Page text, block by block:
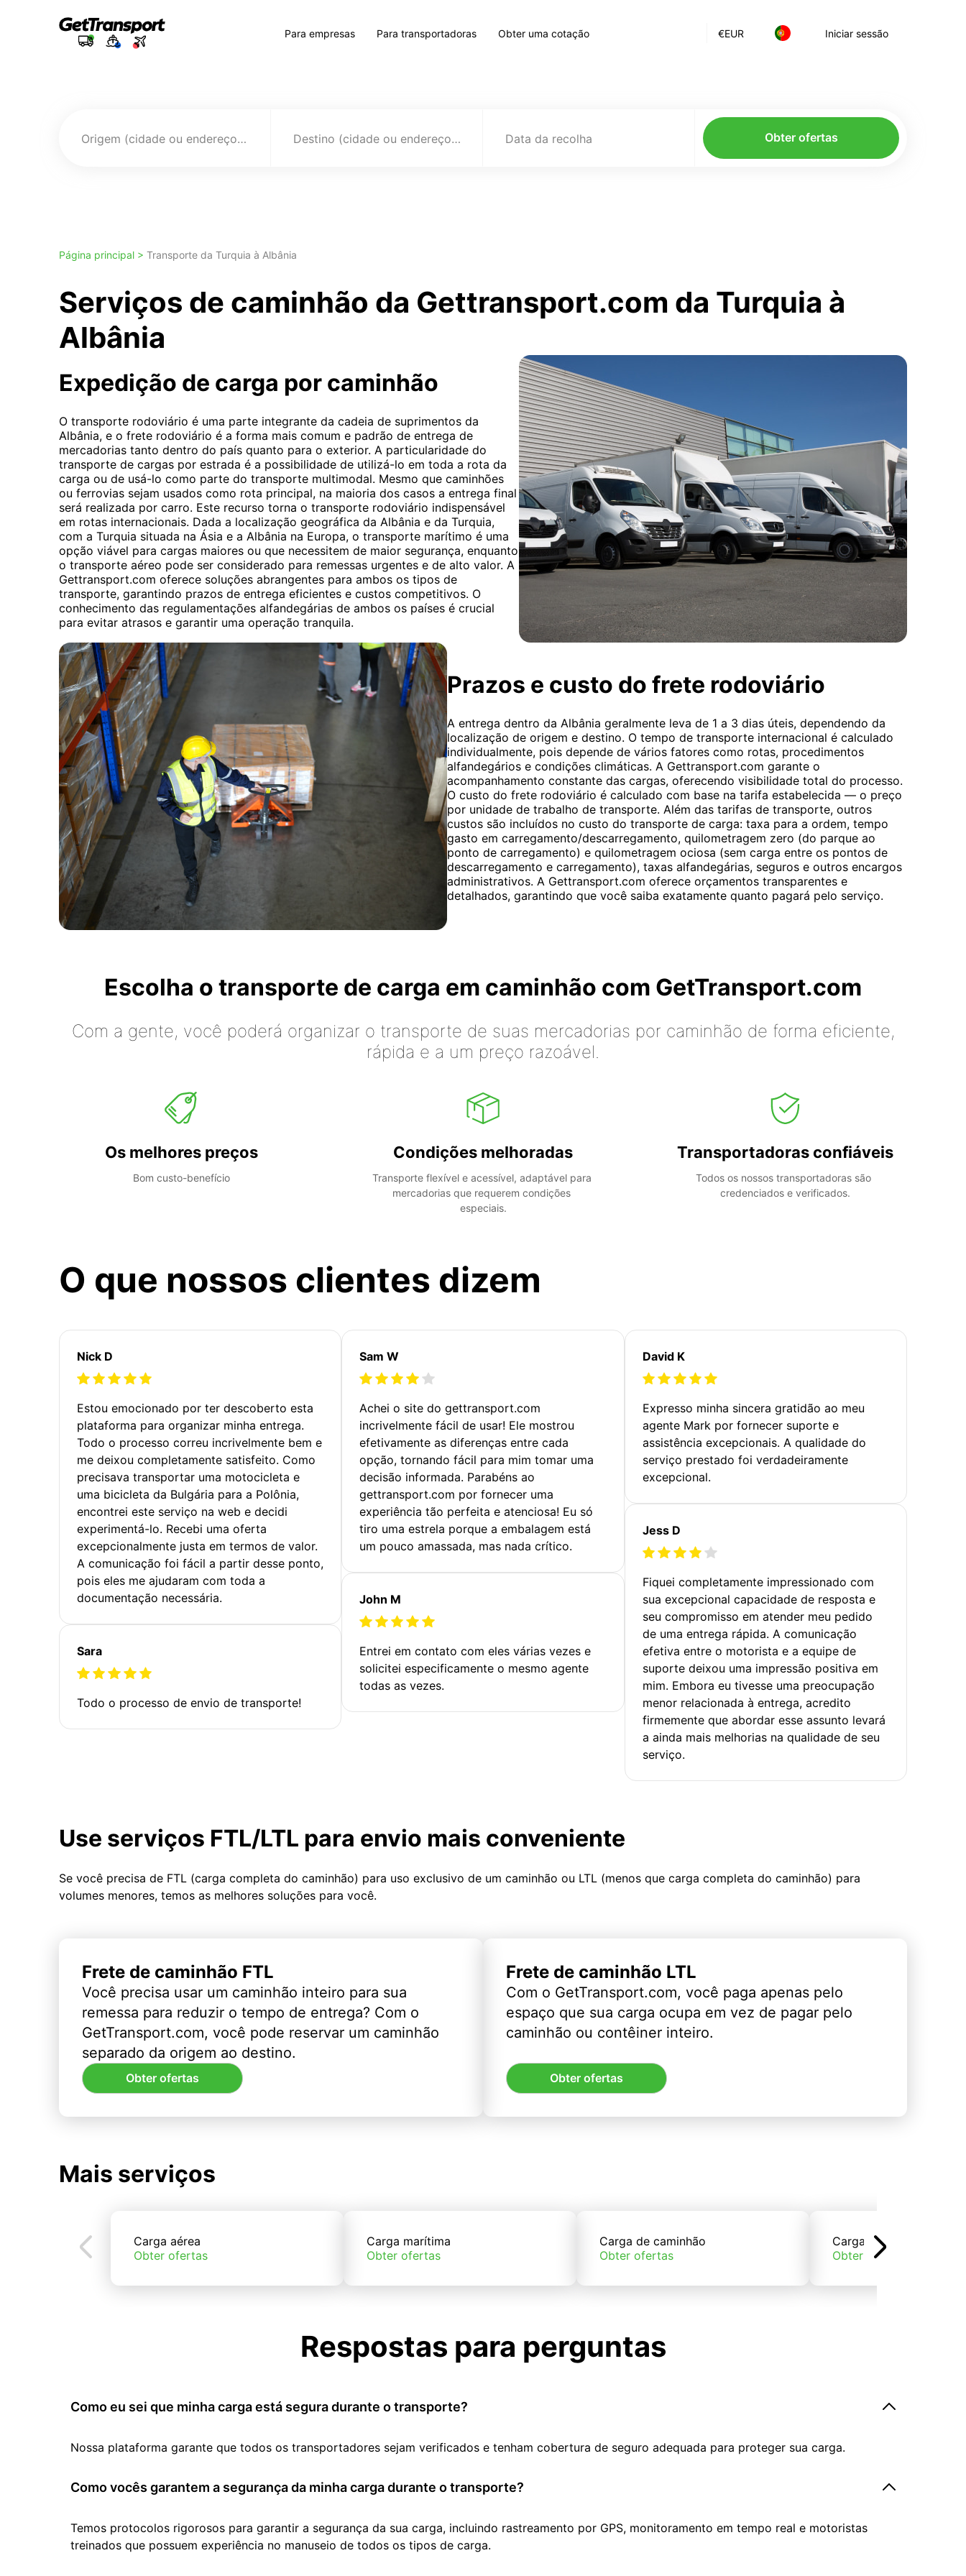
€EUR Iniciar sessão
Para empresas Para transportadoras Obter uma cotação
Origem (cidade ou endereço) Destino (cidade ou endereço) Data da recolha Obter ofertas
Página principal > Transporte da Turquia à Albânia
Serviços de caminhão da Gettransport.com da Turquia à
Albânia
Expedição de carga por caminhão
O transporte rodoviário é uma parte integrante da cadeia de suprimentos da
Albânia, e o frete rodoviário é a forma mais comum e padrão de entrega de
mercadorias tanto dentro do país quanto para o exterior. A particularidade do
transporte de cargas por estrada é a possibilidade de utilizá-lo em toda a rota da
carga ou de usá-lo como parte do transporte multimodal. Mesmo que caminhões
ou ferrovias sejam usados ​​como rota principal, na maioria dos casos a entrega final
será realizada por carro. Este recurso torna o transporte rodoviário indispensável
em rotas internacionais. Dada a localização geográfica da Albânia e da Turquia,
com a Turquia situada na Ásia e a Albânia na Europa, o transporte marítimo é uma
opção viável para cargas maiores ou que necessitem de maior segurança, enquanto
o transporte aéreo pode ser considerado para remessas urgentes e de alto valor. A
Gettransport.com oferece soluções abrangentes para ambos os tipos de
transporte, garantindo prazos de entrega eficientes e custos competitivos. O
conhecimento das regulamentações alfandegárias de ambos os países é crucial
para evitar atrasos e garantir uma operação tranquila.
Prazos e custo do frete rodoviário
A entrega dentro da Albânia geralmente leva de 1 a 3 dias úteis, dependendo da
localização de origem e destino. O tempo de transporte internacional é calculado
individualmente, pois depende de vários fatores como rotas, procedimentos
alfandegários e condições climáticas. A Gettransport.com garante o
acompanhamento constante das cargas, oferecendo visibilidade total do processo.
O custo do frete rodoviário é calculado com base na tarifa estabelecida — o preço
por unidade de trabalho de transporte. Além das tarifas de transporte, outros
custos são incluídos no custo do transporte de carga: taxa para a ordem, tempo
gasto em carregamento/descarregamento, quilometragem zero (do parque ao
ponto de carregamento) e quilometragem ociosa (sem carga entre os pontos de
descarregamento e carregamento), taxas alfandegárias, seguros e outros encargos
administrativos. A Gettransport.com oferece orçamentos transparentes e
detalhados, garantindo que você saiba exatamente quanto pagará pelo serviço.
Escolha o transporte de carga em caminhão com GetTransport.com
Com a gente, você poderá organizar o transporte de suas mercadorias por caminhão de forma eficiente,
rápida e a um preço razoável.
Os melhores preços
Bom custo-benefício
Condições melhoradas
Transporte flexível e acessível, adaptável para
mercadorias que requerem condições
especiais.
Transportadoras confiáveis
Todos os nossos transportadoras são
credenciados e verificados.
O que nossos clientes dizem
Nick D
Estou emocionado por ter descoberto esta
plataforma para organizar minha entrega.
Todo o processo correu incrivelmente bem e
me deixou completamente satisfeito. Como
precisava transportar uma motocicleta e
uma bicicleta da Bulgária para a Polônia,
encontrei este serviço na web e decidi
experimentá-lo. Recebi uma oferta
excepcionalmente justa em termos de valor.
A comunicação foi fácil a partir desse ponto,
pois eles me ajudaram com toda a
documentação necessária.
Sara
Todo o processo de envio de transporte!
Sam W
Achei o site do gettransport.com
incrivelmente fácil de usar! Ele mostrou
efetivamente as diferenças entre cada
opção, tornando fácil para mim tomar uma
decisão informada. Parabéns ao
gettransport.com por fornecer uma
experiência tão perfeita e atenciosa! Eu só
tiro uma estrela porque a embalagem está
um pouco amassada, mas nada crítico.
John M
Entrei em contato com eles várias vezes e
solicitei especificamente o mesmo agente
todas as vezes.
David K
Expresso minha sincera gratidão ao meu
agente Mark por fornecer suporte e
assistência excepcionais. A qualidade do
serviço prestado foi verdadeiramente
excepcional.
Jess D
Fiquei completamente impressionado com
sua excepcional capacidade de resposta e
seu compromisso em atender meu pedido
de uma entrega rápida. A comunicação
efetiva entre o motorista e a equipe de
suporte deixou uma impressão positiva em
mim. Embora eu tivesse uma preocupação
menor relacionada à entrega, acredito
firmemente que abordar esse assunto levará
a ainda mais melhorias na qualidade de seu
serviço.
Use serviços FTL/LTL para envio mais conveniente
Se você precisa de FTL (carga completa do caminhão) para uso exclusivo de um caminhão ou LTL (menos que carga completa do caminhão) para
volumes menores, temos as melhores soluções para você.
Frete de caminhão FTL
Você precisa usar um caminhão inteiro para sua
remessa para reduzir o tempo de entrega? Com o
GetTransport.com, você pode reservar um caminhão
separado da origem ao destino.
Obter ofertas
Frete de caminhão LTL
Com o GetTransport.com, você paga apenas pelo
espaço que sua carga ocupa em vez de pagar pelo
caminhão ou contêiner inteiro.
Obter ofertas
Mais serviços
Carga aérea
Obter ofertas
Carga marítima
Obter ofertas
Carga de caminhão
Obter ofertas
Carga de trem
Obter ofertas
Respostas para perguntas
Como eu sei que minha carga está segura durante o transporte?
Nossa plataforma garante que todos os transportadores sejam verificados e tenham cobertura de seguro adequada para proteger sua carga.
Como vocês garantem a segurança da minha carga durante o transporte?
Temos protocolos rigorosos para garantir a segurança da sua carga, incluindo rastreamento por GPS, monitoramento em tempo real e motoristas
treinados que possuem experiência no manuseio de todos os tipos de carga.